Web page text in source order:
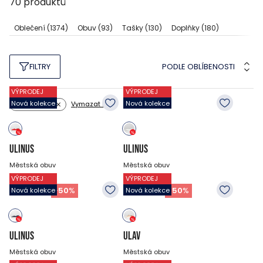
Oblečení(1374) Obuv(93) Tašky(130) Doplňky(180)
FILTRY PODLE OBLÍBENOSTI
Velikost: 39 Vymazat filtry
VÝPRODEJ
Nová kolekce
ULINUS
Městská obuv
799CZK
399CZK -50%
VÝPRODEJ
Nová kolekce
ULINUS
Městská obuv
799CZK
399CZK - 50%
VÝPRODEJ
Nová kolekce
ULINUS
Městská obuv
VÝPRODEJ
Nová kolekce
ULAV
Městská obuv